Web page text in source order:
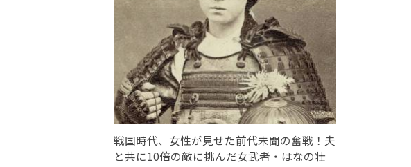
戦国時代、女性が見せた前代未聞の奮戦！夫
と共に10倍の敵に挑んだ女武者・はなの壮